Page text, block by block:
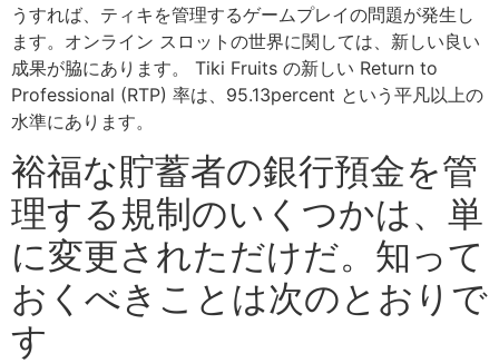
うすれば、ティキを管理するゲームプレイの問題が発生し
ます。オンライン スロットの世界に関しては、新しい良い
成果が脇にあります。 Tiki Fruits の新しい Return to
Professional (RTP) 率は、95.13percent という平凡以上の
水準にあります。
裕福な貯蓄者の銀行預金を管
理する規制のいくつかは、単
に変更されただけだ。知って
おくべきことは次のとおりで
す